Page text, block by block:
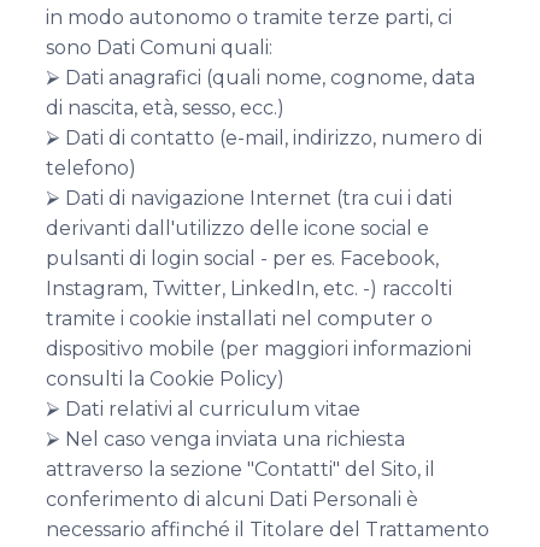
in modo autonomo o tramite terze parti, ci
sono Dati Comuni quali:
⮚ Dati anagrafici (quali nome, cognome, data
di nascita, età, sesso, ecc.)
⮚ Dati di contatto (e-mail, indirizzo, numero di
telefono)
⮚ Dati di navigazione Internet (tra cui i dati
derivanti dall'utilizzo delle icone social e
pulsanti di login social - per es. Facebook,
Instagram, Twitter, LinkedIn, etc. -) raccolti
tramite i cookie installati nel computer o
dispositivo mobile (per maggiori informazioni
consulti la Cookie Policy)
⮚ Dati relativi al curriculum vitae
⮚ Nel caso venga inviata una richiesta
attraverso la sezione "Contatti" del Sito, il
conferimento di alcuni Dati Personali è
necessario affinché il Titolare del Trattamento